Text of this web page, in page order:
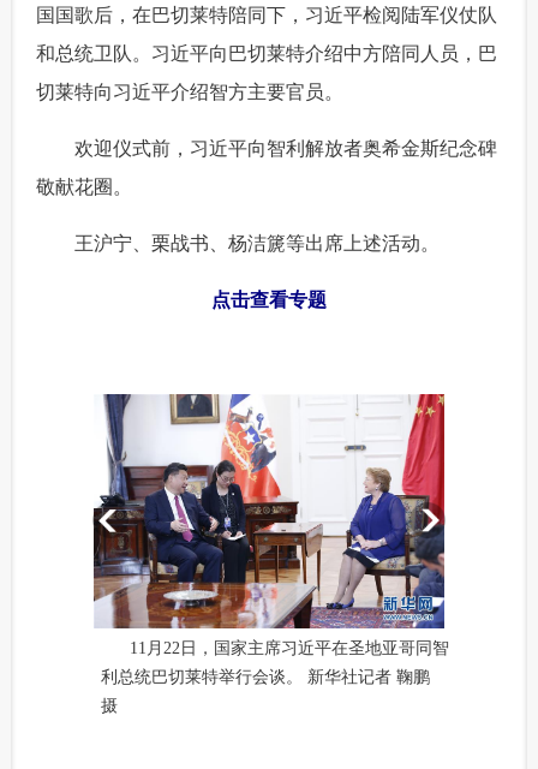
国国歌后，在巴切莱特陪同下，习近平检阅陆军仪仗队
和总统卫队。习近平向巴切莱特介绍中方陪同人员，巴
切莱特向习近平介绍智方主要官员。
欢迎仪式前，习近平向智利解放者奥希金斯纪念碑
敬献花圈。
王沪宁、栗战书、杨洁篪等出席上述活动。
点击查看专题
11月22日，国家主席习近平在圣地亚哥同智
利总统巴切莱特举行会谈。 新华社记者 鞠鹏
摄